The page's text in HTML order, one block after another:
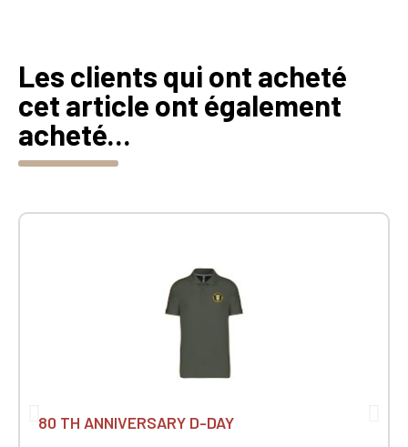
Les clients qui ont acheté
cet article ont également
acheté...
80 TH ANNIVERSARY D-DAY